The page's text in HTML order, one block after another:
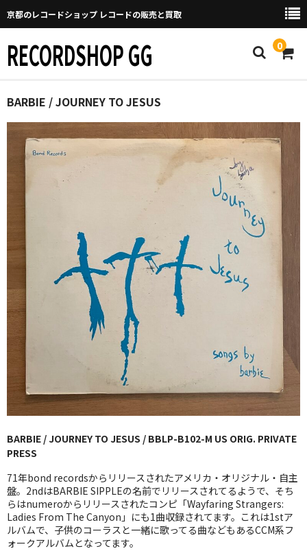
京都のレコードショップ レコードの販売と買取
RECORDSHOP GG 0
Home
マイページ
GGについて
買取について
New Arrivals
GG RECORD （当店のレーベル）
JAZZ-US
BLUE NOTE
JAZZ-EU
JAZZ-JP
JAZZ-VOCAL
J-POP
BARBIE / JOURNEY TO JESUS
BARBIE / JOURNEY TO JESUS / BBLP-B102-M US ORIG. PRIVATE
PRESS
71年bond recordsからリリースされたアメリカ・オリジナル・自主
盤。2ndはBARBIE SIPPLEの名前でリリースされてるようで、そち
らはnumeroからリリースされたコンピ「Wayfaring Strangers:
Ladies From The Canyon」にも1曲収録されてます。これは1stア
ルバムで、子供のコーラスと一緒に歌ってる曲などもあるCCM系フ
ォークアルバムとなってます。